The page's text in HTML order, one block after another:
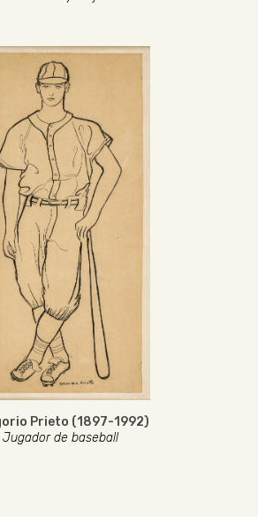
Prieto (1897-1992)
Jugador de baseball